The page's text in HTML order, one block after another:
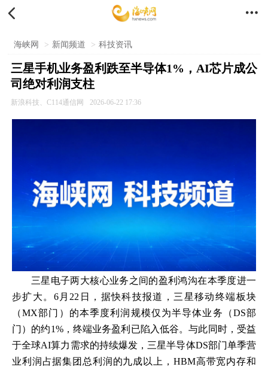
 
海峡网 > 新闻频道 > 科技资讯
三星手机业务盈利跌至半导体1%，AI芯片成公
司绝对利润支柱
新浪科技、C114通信网 2026-06-22 17:36
三星电子两大核心业务之间的盈利鸿沟在本季度进一
步扩大。6月22日，据快科技报道，三星移动终端板块
（MX部门）的本季度利润规模仅为半导体业务（DS部
门）的约1%，终端业务盈利已陷入低谷。与此同时，受益
于全球AI算力需求的持续爆发，三星半导体DS部门单季营
业利润占据集团总利润的九成以上，HBM高带宽内存和